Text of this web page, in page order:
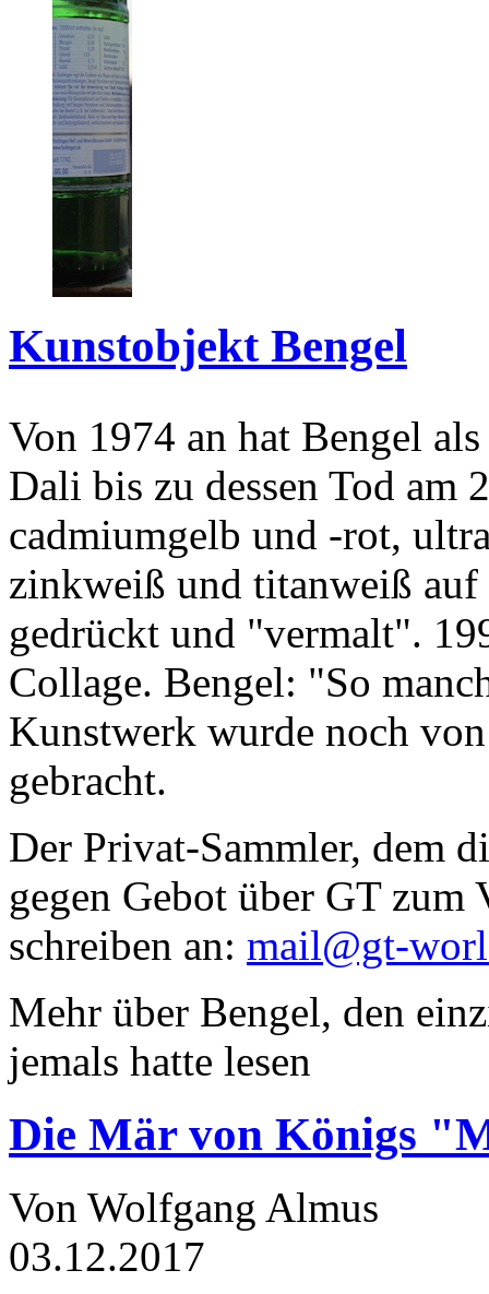
Kunstobjekt Bengel
Von 1974 an hat Bengel
Dali bis zu dessen Tod am
cadmiumgelb und -rot,
zinkweiß und titanweiß
gedrückt und "vermalt".
Collage. Bengel: "So
Kunstwerk wurde noch
gebracht.
Der Privat-Sammler, dem
gegen Gebot über GT zum
schreiben an: mail@gt-
Mehr über Bengel, den
jemals hatte lesen
Die Mär von Königs
Von Wolfgang Almus
03.12.2017